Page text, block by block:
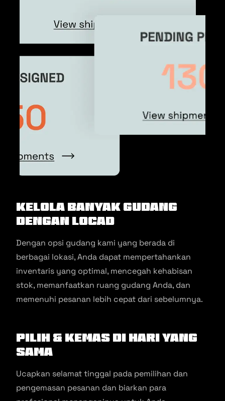
Kelola banyak gudang
dengan Locad
Dengan opsi gudang kami yang berada di
berbagai lokasi, Anda dapat mempertahankan
inventaris yang optimal, mencegah kehabisan
stok, memanfaatkan ruang gudang Anda, dan
memenuhi pesanan lebih cepat dari sebelumnya.
Pilih & kemas di hari yang
sama
Ucapkan selamat tinggal pada pemilihan dan
pengemasan pesanan dan biarkan para